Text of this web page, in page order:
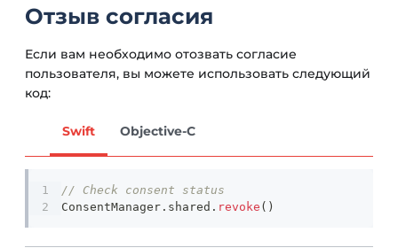
Отзыв согласия
Если вам необходимо отозвать согласие
пользователя, вы можете использовать следующий
код:
Swift Objective-C
// Check consent status
ConsentManager . shared . revoke ( )